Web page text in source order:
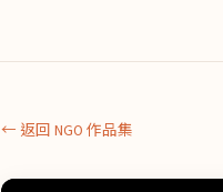
← 返回 NGO 作品集